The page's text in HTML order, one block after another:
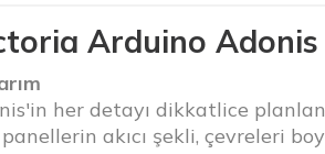
Arduino Adonis
her detayı dikkatlice
akıcı şekli, çevreleri